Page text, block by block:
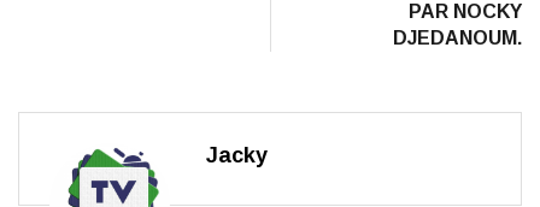
PAR NOCKY
DJEDANOUM.
Jacky